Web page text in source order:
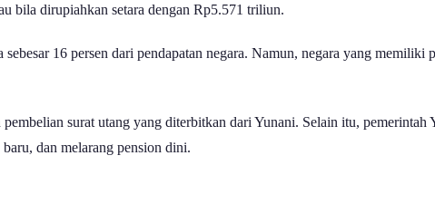
bila dirupiahkan setara dengan Rp5.571 triliun.
16 persen dari pendapatan negara. Namun, negara yang
surat utang yang diterbitkan dari Yunani. Selain itu,
dan melarang pension dini.